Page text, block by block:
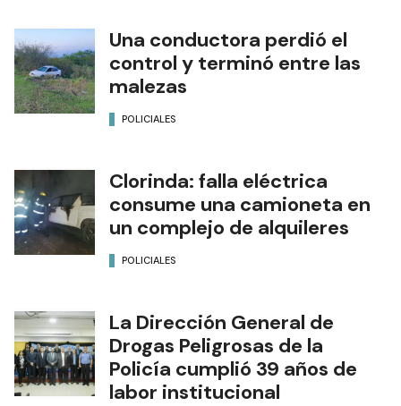
Una conductora perdió el
control y terminó entre las
malezas
POLICIALES
Clorinda: falla eléctrica
consume una camioneta en
un complejo de alquileres
POLICIALES
La Dirección General de
Drogas Peligrosas de la
Policía cumplió 39 años de
labor institucional